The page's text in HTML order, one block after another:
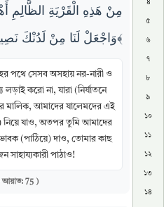
مِنْ هَذِهِ الْقَرْيَةِ الظَّالِمِ
وَاجْعَلْ لَنَا مِنْ لَدُنْكَ نَصِيرًا ﴿٧٥﴾
পথে সেসব অসহায় নর-নারী ও
লড়াই করো না, যারা (নির্যাতনে
মালিক, আমাদের যালেমদের এই
যাও, অতপর তুমি আমাদের
(পাঠিয়ে) দাও, তোমার কাছ
পাঠাও!
আয়াত: 75 )
৪
৫
৬
৭
৮
৯
১০
১১
১২
১৩
১৪